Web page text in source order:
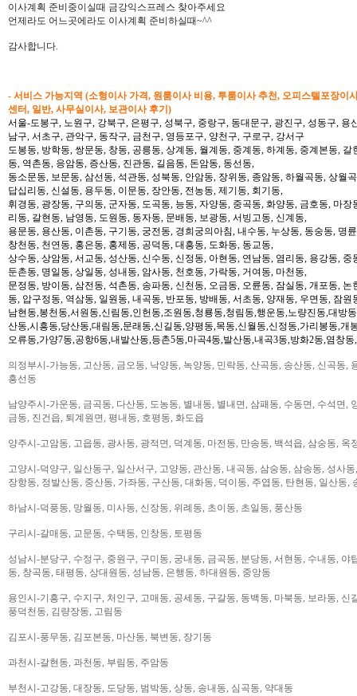
이사계획 준비중이실때 금강익스프레스 찾아주세요
언제라도 어느곳에라도 이사계획 준비하실때~^^
감사합니다.
- 서비스 가능지역 (소형이사 가격, 원룸이사 비용, 투룸이사 추천, 오피스텔포장이
센터, 일반, 사무실이사, 보관이사 후기)
서울-도봉구, 노원구, 강북구, 은평구, 성북구, 중랑구, 동대문구, 광진구, 성동구,
남구, 서초구, 관악구, 동작구, 금천구, 영등포구, 양천구, 구로구, 강서구
도봉동, 방학동, 쌍문동, 창동, 공릉동, 상계동, 월계동, 중계동, 하계동, 중계본동,
동, 역촌동, 응암동, 증산동, 진관동, 길음동, 돈암동, 동선동,
동소문동, 보문동, 삼선동, 석관동, 성북동, 안암동, 장위동, 종암동, 하월곡동, 상월
답십리동, 신설동, 용두동, 이문동, 장안동, 전농동, 제기동, 회기동,
휘경동, 광장동, 구의동, 군자동, 도곡동, 능동, 자양동, 중곡동, 화양동, 금호동, 마
리동, 갈현동, 남영동, 도원동, 동자동, 문배동, 보광동, 서빙고동, 신계동,
용문동, 용산동, 이촌동, 구기동, 궁전동, 경희궁의아침, 내수동, 누상동, 동숭동, 명
창천동, 천연동, 홍은동, 홍제동, 공덕동, 대흥동, 도화동, 동교동,
상수동, 상암동, 서교동, 성산동, 신수동, 신정동, 아현동, 연남동, 염리동, 용강동,
둔촌동, 명일동, 상일동, 성내동, 암사동, 천호동, 가락동, 거여동, 마천동,
문정동, 방이동, 삼전동, 석촌동, 송파동, 신천동, 오금동, 오륜동, 잠실동, 개포동,
동, 압구정동, 역삼동, 일원동, 내곡동, 반포동, 방배동, 서초동, 양재동, 우면동, 잠원
남현동,봉천동,서원동,신림동,인헌동,조원동,청룡동,청림동,행운동,노량진동,대방
산동,시흥동,당산동,대림동,문래동,신길동,양평동,목동,신월동,신정동,가리봉동,개
오류동,가양7동,공항6동,내발산동,등촌5동,마곡4동,발산동,내곡3동,방화2동,염창동
의정부시-가능동, 고산동, 금오동, 낙양동, 녹양동, 민락동, 산곡동, 송산동, 신곡동,
흥선동
남양주시-가운동, 금곡동, 다산동, 도농동, 별내동, 별내면, 삼패동, 수동면, 수석면,
금동, 진건읍, 퇴계원면, 평내동, 호평동, 화도읍
양주시-고암동, 고읍동, 광사동, 광적면, 덕계동, 마전동, 만송동, 백석읍, 삼숭동, 옥
고양시-덕양구, 일산동구, 일산서구, 고양동, 관산동, 내곡동, 삼숭동, 삼송동, 성사
장항동, 정발산동, 중산동, 가좌동, 구산동, 대화동, 덕이동, 주엽동, 탄현동, 일산동,
하남시-덕풍동, 망월동, 미사동, 신장동, 위례동, 초이동, 초일동, 풍산동
구리시-갈매동, 교문동, 수택동, 인창동, 토평동
성남시-분당구, 수정구, 중원구, 구미동, 궁내동, 금곡동, 분당동, 서현동, 수내동,
동, 창곡동, 태평동, 상대원동, 성남동, 은행동, 하대원동, 중앙동
용인시-기흥구, 수지구, 처인구, 고매동, 공세동, 구갈동, 동백동, 마북동, 보라동,
풍덕천동, 김량장동, 고림동
김포시-풍무동, 김포본동, 마산동, 북변동, 장기동
과천시-갈현동, 과천동, 부림동, 주암동
부천시-고강동, 대장동, 도당동, 범박동, 상동, 송내동, 심곡동, 약대동